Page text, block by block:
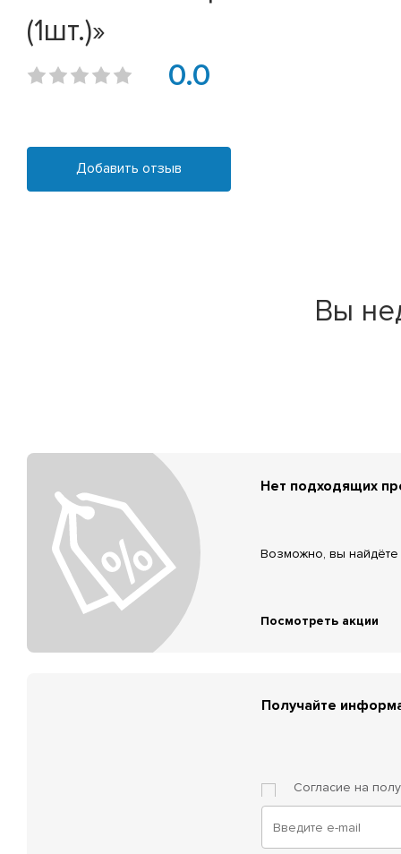
(1шт.)»
0.0
Добавить отзыв
Вы
Нет подходящих
Возможно, вы найдёте
Посмотреть акции
Получайте
Согласие на